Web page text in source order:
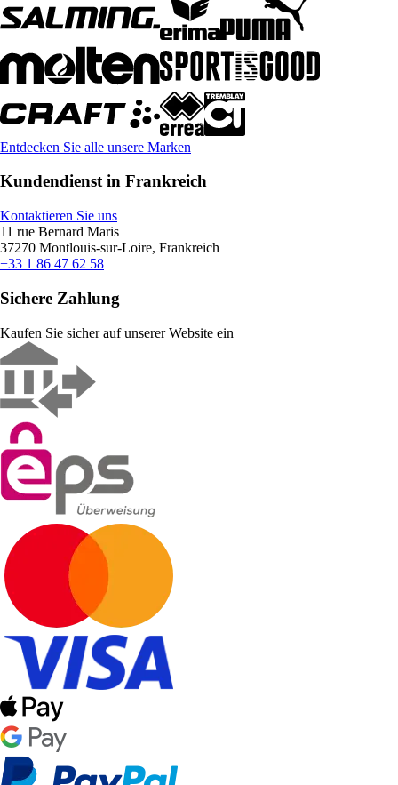
Entdecken Sie alle unsere Marken
Kundendienst in Frankreich
Kontaktieren Sie uns
11 rue Bernard Maris
37270 Montlouis-sur-Loire, Frankreich
+33 1 86 47 62 58
Sichere Zahlung
Kaufen Sie sicher auf unserer Website ein